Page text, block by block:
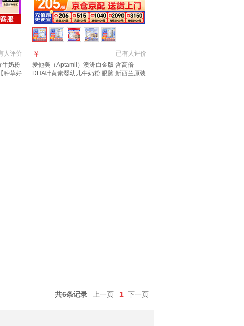
人评价
牛奶粉
种草好
已有人评价
￥
爱他美（Aptamil）澳洲白金版 含高倍
DHA叶黄素婴幼儿牛奶粉 眼脑 新西兰原装
共6条记录 上一页 1 下一页